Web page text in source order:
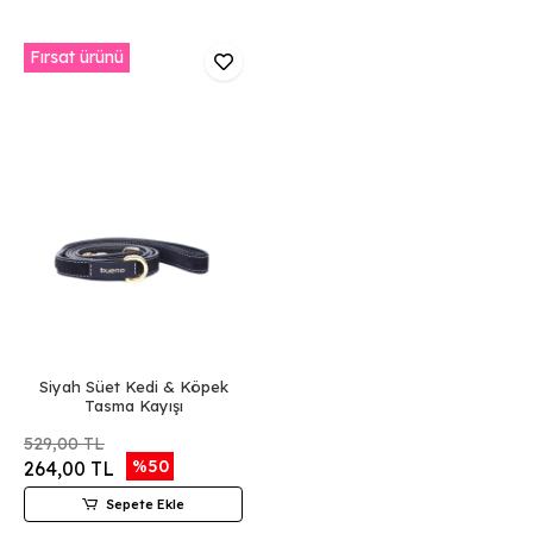
Fırsat ürünü
Siyah Süet Kedi & Köpek
Tasma Kayışı
529,00 TL
264,00 TL %50
Sepete Ekle